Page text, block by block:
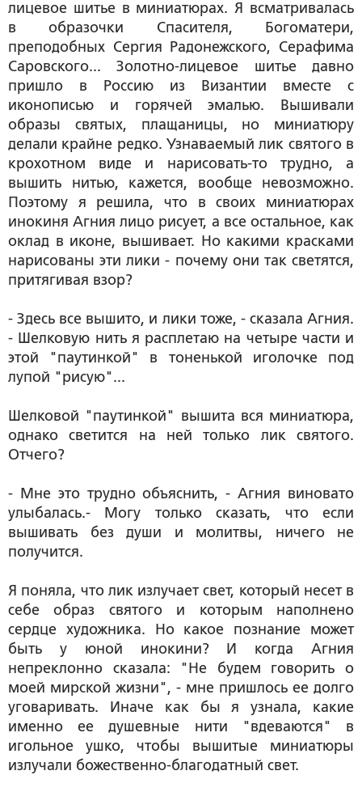
лицевое шитье в миниатюрах. Я всматривалась
в образочки Спасителя, Богоматери,
преподобных Сергия Радонежского, Серафима
Саровского... Золотно-лицевое шитье давно
пришло в Россию из Византии вместе с
иконописью и горячей эмалью. Вышивали
образы святых, плащаницы, но миниатюру
делали крайне редко. Узнаваемый лик святого в
крохотном виде и нарисовать-то трудно, а
вышить нитью, кажется, вообще невозможно.
Поэтому я решила, что в своих миниатюрах
инокиня Агния лицо рисует, а все остальное, как
оклад в иконе, вышивает. Но какими красками
нарисованы эти лики - почему они так светятся,
притягивая взор?
- Здесь все вышито, и лики тоже, - сказала Агния.
- Шелковую нить я расплетаю на четыре части и
этой "паутинкой" в тоненькой иголочке под
лупой "рисую"...
Шелковой "паутинкой" вышита вся миниатюра,
однако светится на ней только лик святого.
Отчего?
- Мне это трудно объяснить, - Агния виновато
улыбалась.- Могу только сказать, что если
вышивать без души и молитвы, ничего не
получится.
Я поняла, что лик излучает свет, который несет в
себе образ святого и которым наполнено
сердце художника. Но какое познание может
быть у юной инокини? И когда Агния
непреклонно сказала: "Не будем говорить о
моей мирской жизни", - мне пришлось ее долго
уговаривать. Иначе как бы я узнала, какие
именно ее душевные нити "вдеваются" в
игольное ушко, чтобы вышитые миниатюры
излучали божественно-благодатный свет.